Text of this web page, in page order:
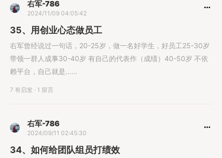
右军-786
2024/11/09 04:05:42
35、用创业心态做员工
右军曾经说过一句话，20-25岁，做一名好学生，好员工25-30岁
带领一群人成事30-40岁 有自己的代表作（成绩）40-50岁 不依
赖平台，自己就是......
7 有启发 · 1 留言
右军-786
2024/09/11 02:45:30
34、如何给团队组员打绩效